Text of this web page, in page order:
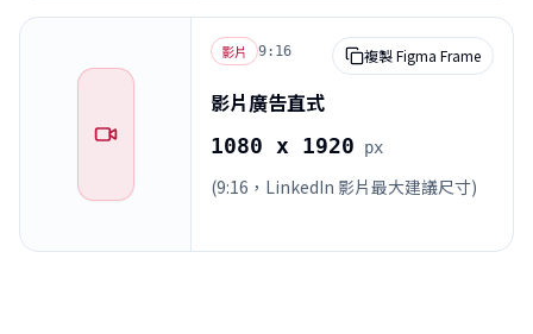
影片 9:16 複製 Figma Frame
影片廣告直式
1080 x 1920 px
(9:16，LinkedIn 影片最大建議尺寸)